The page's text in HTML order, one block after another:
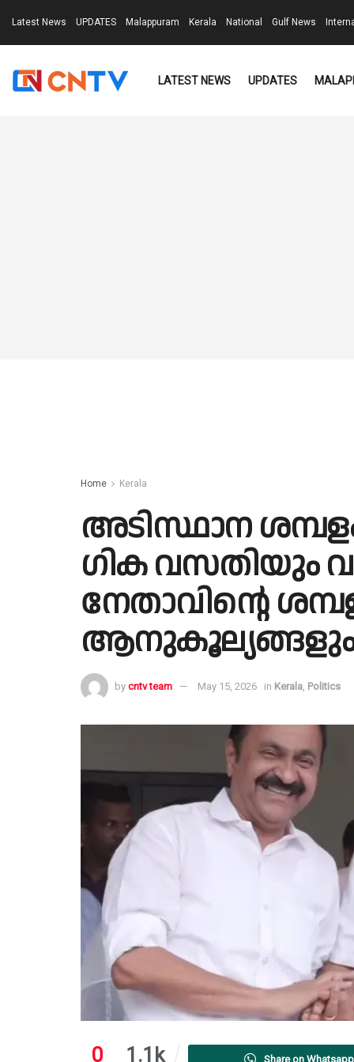
Latest News UPDATES Malappuram Kerala National Gulf News
LATEST NEWS UPDATES
Home Kerala
അടിസ്ഥാന
ഗിക വസതിയും
നേതാവിന്റെ
ആനുകൂല്യങ്ങളും
by cntv team May 15, 2026 in Kerala Politics
0 1.1k Share on Whatsapp